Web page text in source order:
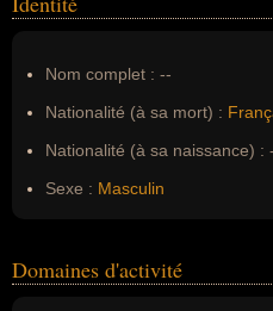
Nom complet : --
Nationalité (à sa mort) :
Nationalité (à sa naissance) :
Sexe : Masculin
Domaines d'activité